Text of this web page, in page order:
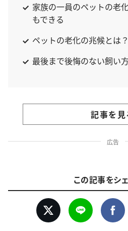
家族の一員のペットの老
もできる
ペットの老化の兆候とは？
最後まで後悔のない飼い方
記事を見
広告
この記事をシ